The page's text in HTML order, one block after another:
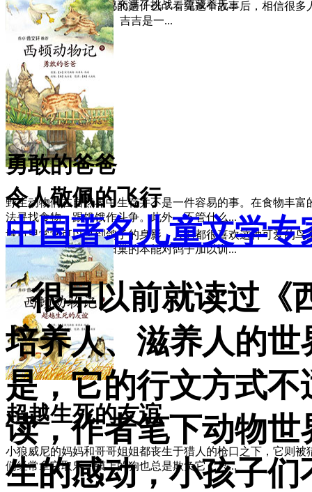
对一只猫来说，最重要的是什么？看完这个故事后，相信很
什么比自由更重要了。 吉吉是一...
未知的世界对它们来说充满了挑战，蕴藏着无...
令人敬佩的飞行
城市里常常可以见到鸽子的身影，人们都很喜欢这种可爱的
前，人们就利用鸽子归巢的本能对鸽子加以训...
勇敢的爸爸
野生动物们在自然界中生存并不是一件容易的事。在食物丰
法寻找食物，跟饥饿作斗争。此外，不管什么...
超越生死的友谊
小狼威尼的妈妈和哥哥姐姐都丧生于猎人的枪口之下，它则
们经常拿它取乐，镇上的狗也总是欺负它，只...
中国著名儿童文学
很早以前就读过《
培养人、滋养人的
是，它的行文方式
读，作者笔下动物
生的感动，小孩子